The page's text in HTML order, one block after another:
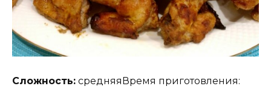
Сложность: средняяВремя приготовления: